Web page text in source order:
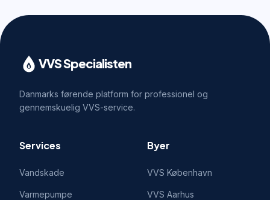
VVS Specialisten
Danmarks førende platform for professionel og
gennemskuelig VVS-service.
Services
Vandskade
Varmepumpe
Byer
VVS København
VVS Aarhus